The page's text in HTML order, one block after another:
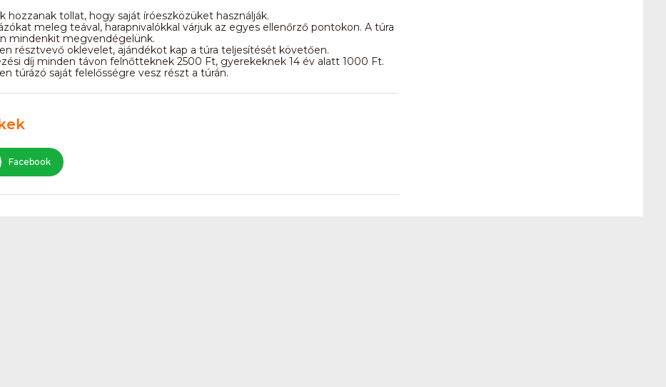
hozzanak tollat, hogy saját íróeszközüket használják.
meleg teával, harapnivalókkal várjuk az egyes ellenőrző pontokon. A túra
mindenkit megvendégelünk.
résztvevő oklevelet, ajándékot kap a túra teljesítését követően.
díj minden távon felnőtteknek 2500 Ft, gyerekeknek 14 év alatt 1000 Ft.
túrázó saját felelősségre vesz részt a túrán.
Facebook